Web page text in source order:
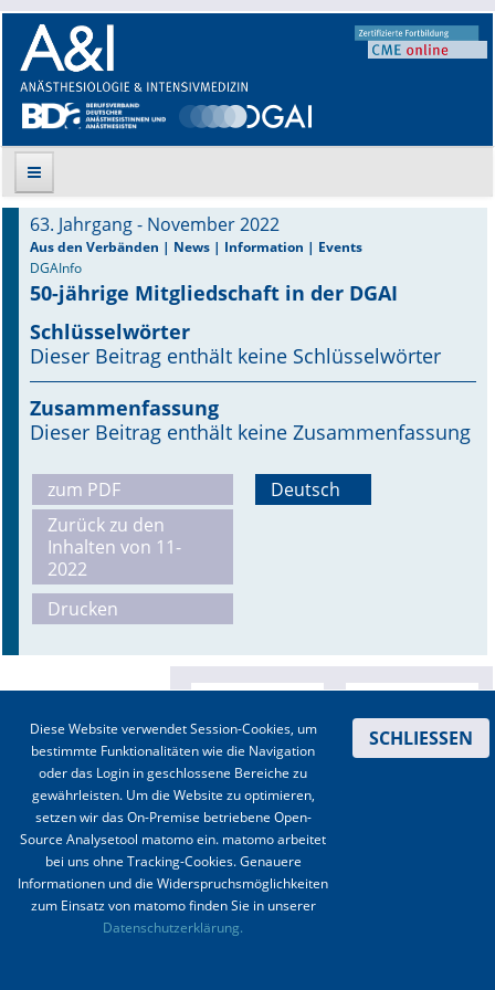
Suche
Aktuelle Ausgabe
Leitlinien
Supplements
Supplements OrphanAnesthesia
Online First
A&I English
Autoren-Service
Bestell-Service
Stellenmarkt
Kongresskalender
63. Jahrgang - November 2022
Aus den Verbänden | News | Information | Events
DGAInfo
50-jährige Mitgliedschaft in der DGAI
Schlüsselwörter
Dieser Beitrag enthält keine Schlüsselwörter
Zusammenfassung
Dieser Beitrag enthält keine Zusammenfassung
zum PDF
Zurück zu den
Inhalten von 11-
2022
Drucken
Deutsch
Impressum Datenschutz
Diese Website verwendet Session-Cookies, um
bestimmte Funktionalitäten wie die Navigation
oder das Login in geschlossene Bereiche zu
gewährleisten. Um die Website zu optimieren,
setzen wir das On-Premise betriebene Open-
Source Analysetool matomo ein. matomo arbeitet
bei uns ohne Tracking-Cookies. Genauere
Informationen und die Widerspruchsmöglichkeiten
zum Einsatz von matomo finden Sie in unserer
Datenschutzerklärung.
SCHLIESSEN